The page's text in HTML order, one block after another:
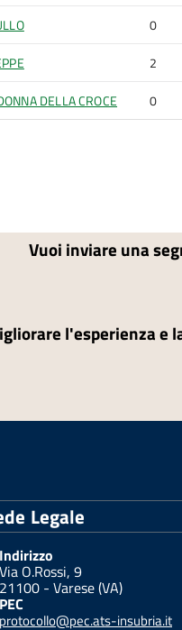
0
2
DELLA CROCE 0
Vuoi inviare una
l'esperienza
Legale
Indirizzo
Via O.Rossi, 9
21100 - Varese (VA)
PEC
protocollo@pec.ats-insubria.it